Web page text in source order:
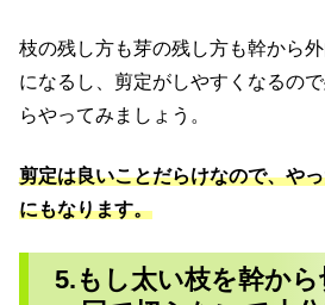
枝の残し方も芽の残し方も幹から
になるし、剪定がしやすくなるの
らやってみましょう。
剪定は良いことだらけなので、や
にもなります。
5.もし太い枝を幹から